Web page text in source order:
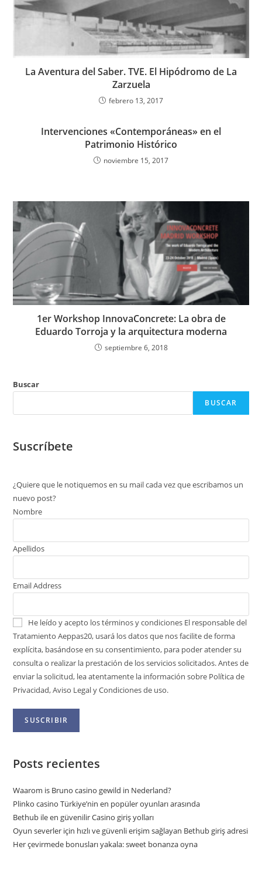
La Aventura del Saber. TVE. El Hipódromo de La
Zarzuela
febrero 13, 2017
Intervenciones «Contemporáneas» en el
Patrimonio Histórico
noviembre 15, 2017
1er Workshop InnovaConcrete: La obra de
Eduardo Torroja y la arquitectura moderna
septiembre 6, 2018
Buscar
BUSCAR
Suscríbete
¿Quiere que le notiquemos en su mail cada vez que escribamos un
nuevo post?
Nombre
Apellidos
Email Address
He leído y acepto los términos y condiciones El responsable del
Tratamiento Aeppas20, usará los datos que nos facilite de forma
explícita, basándose en su consentimiento, para poder atender su
consulta o realizar la prestación de los servicios solicitados. Antes de
enviar la solicitud, lea atentamente la información sobre Política de
Privacidad, Aviso Legal y Condiciones de uso.
Posts recientes
Waarom is Bruno casino gewild in Nederland?
Plinko casino Türkiye’nin en popüler oyunları arasında
Bethub ile en güvenilir Casino giriş yolları
Oyun severler için hızlı ve güvenli erişim sağlayan Bethub giriş adresi
Her çevirmede bonusları yakala: sweet bonanza oyna